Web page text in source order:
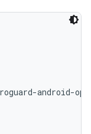
android-